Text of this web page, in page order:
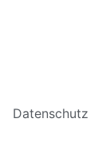
Datenschutz